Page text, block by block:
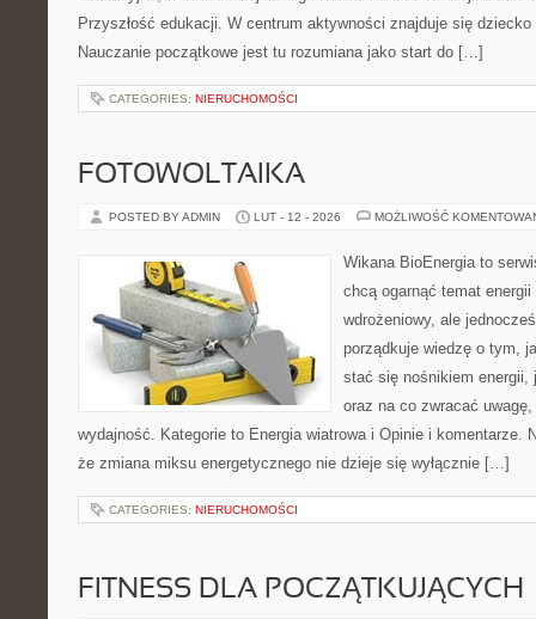
Przyszłość edukacji. W centrum aktywności znajduje się
Nauczanie początkowe jest tu rozumiana jako start do […]
CATEGORIES: NIERUCHOMOŚCI
FOTOWOLTAIKA
POSTED BY ADMIN LUT - 12 - 2026 MOŻLIWOŚĆ
Wikana BioEnergia to
chcą ogarnąć temat
wdrożeniowy, ale
porządkuje wiedzę o tym,
stać się nośnikiem energii,
oraz na co zwracać
wydajność. Kategorie to Energia wiatrowa i Opinie i komentarze.
że zmiana miksu energetycznego nie dzieje się wyłącznie […]
CATEGORIES: NIERUCHOMOŚCI
FITNESS DLA POCZĄTKUJĄCYCH